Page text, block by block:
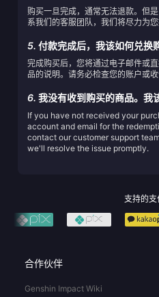
购买一旦完成，通常无法退款。但
系我们的客服团队，我们将尽力为您
5. 付款完成后，我该如何兑换
完成购买后，您将通过电子邮件或
品的说明。请务必检查您的账户或收
6. 我没有收到购买的商品。我
If you have not received your
account and email for the
contact our customer support
we'll resolve the issue promptly.
支持的
合作伙伴
Genshin Impact Wiki